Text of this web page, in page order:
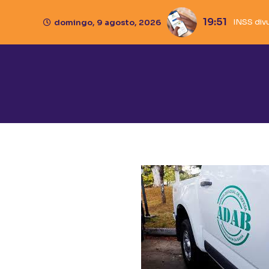
domingo, 9 agosto, 2026 19:51 INSS
Caixa
Ivana
Pistola